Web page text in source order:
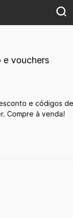
vouchers
e códigos de
Compre à venda!